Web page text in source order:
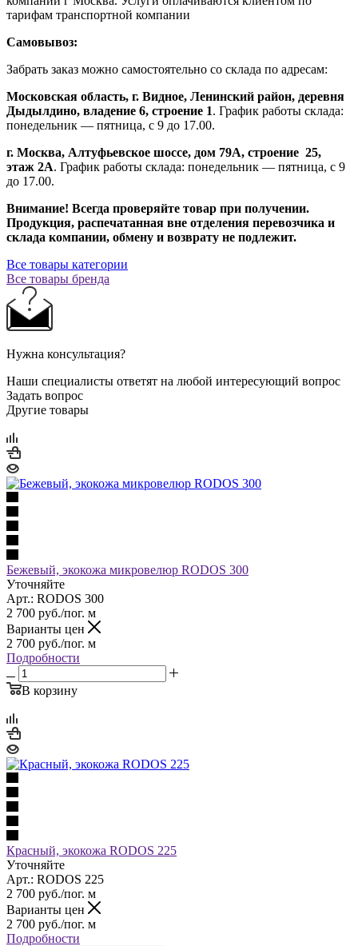
тарифам транспортной компании
Самовывоз:
Забрать заказ можно самостоятельно со склада по адресам:
Московская область, г. Видное, Ленинский район, деревня
Дыдылдино, владение 6, строение 1. График работы склада:
понедельник — пятница, с 9 до 17.00.
г. Москва, Алтуфьевское шоссе, дом 79А, строение 25,
этаж 2А. График работы склада: понедельник — пятница, с 9
до 17.00.
Внимание! Всегда проверяйте товар при получении.
Продукция, распечатанная вне отделения перевозчика и
склада компании, обмену и возврату не подлежит.
Все товары категории
Все товары бренда
Нужна консультация?
Наши специалисты ответят на любой интересующий вопрос
Задать вопрос
Другие товары
Бежевый, экокожа микровелюр RODOS 300
Уточняйте
Арт.: RODOS 300
2 700 руб./пог. м
Варианты цен
2 700 руб./пог. м
Подробности
В корзину
Красный, экокожа RODOS 225
Уточняйте
Арт.: RODOS 225
2 700 руб./пог. м
Варианты цен
2 700 руб./пог. м
Подробности